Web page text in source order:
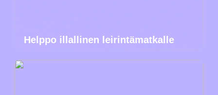
Helppo illallinen leirintämatkalle